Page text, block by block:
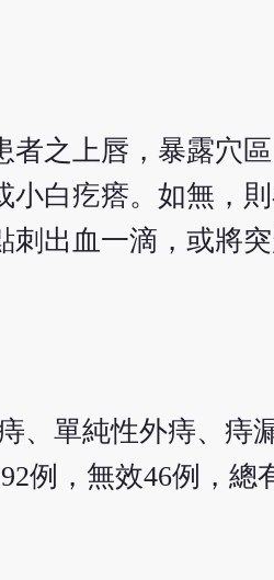
之上唇，暴露穴
白疙瘩。如無，
出血一滴，或將
、單純性外痔、痔
例，無效46例，總